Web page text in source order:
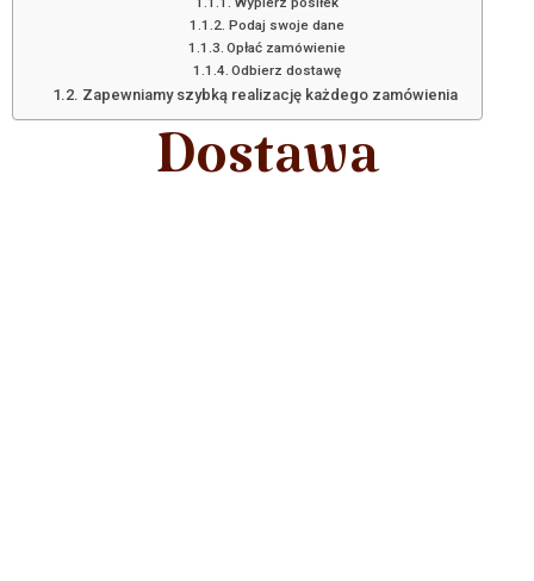
Podaj swoje dane
Opłać zamówienie
Odbierz dostawę
Zapewniamy szybką realizację każdego zamówienia
Dostawa